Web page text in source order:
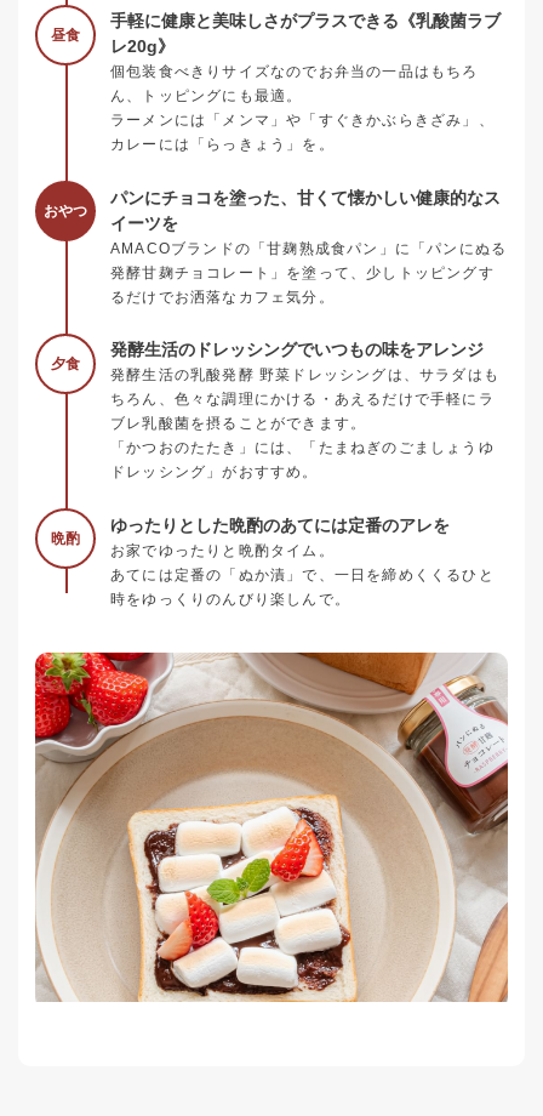
昼食
手軽に健康と美味しさがプラスできる《乳酸菌ラブ
レ20g》
個包装食べきりサイズなのでお弁当の一品はもちろ
ん、トッピングにも最適。
ラーメンには「メンマ」や「すぐきかぶらきざみ」、
カレーには「らっきょう」を。
おやつ
パンにチョコを塗った、甘くて懐かしい健康的なス
イーツを
AMACOブランドの「甘麹熟成食パン」に「パンにぬる
発酵甘麹チョコレート」を塗って、少しトッピングす
るだけでお洒落なカフェ気分。
夕食
発酵生活のドレッシングでいつもの味をアレンジ
発酵生活の乳酸発酵 野菜ドレッシングは、サラダはも
ちろん、色々な調理にかける・あえるだけで手軽にラ
ブレ乳酸菌を摂ることができます。
「かつおのたたき」には、「たまねぎのごましょうゆ
ドレッシング」がおすすめ。
晩酌
ゆったりとした晩酌のあてには定番のアレを
お家でゆったりと晩酌タイム。
あてには定番の「ぬか漬」で、一日を締めくくるひと
時をゆっくりのんびり楽しんで。